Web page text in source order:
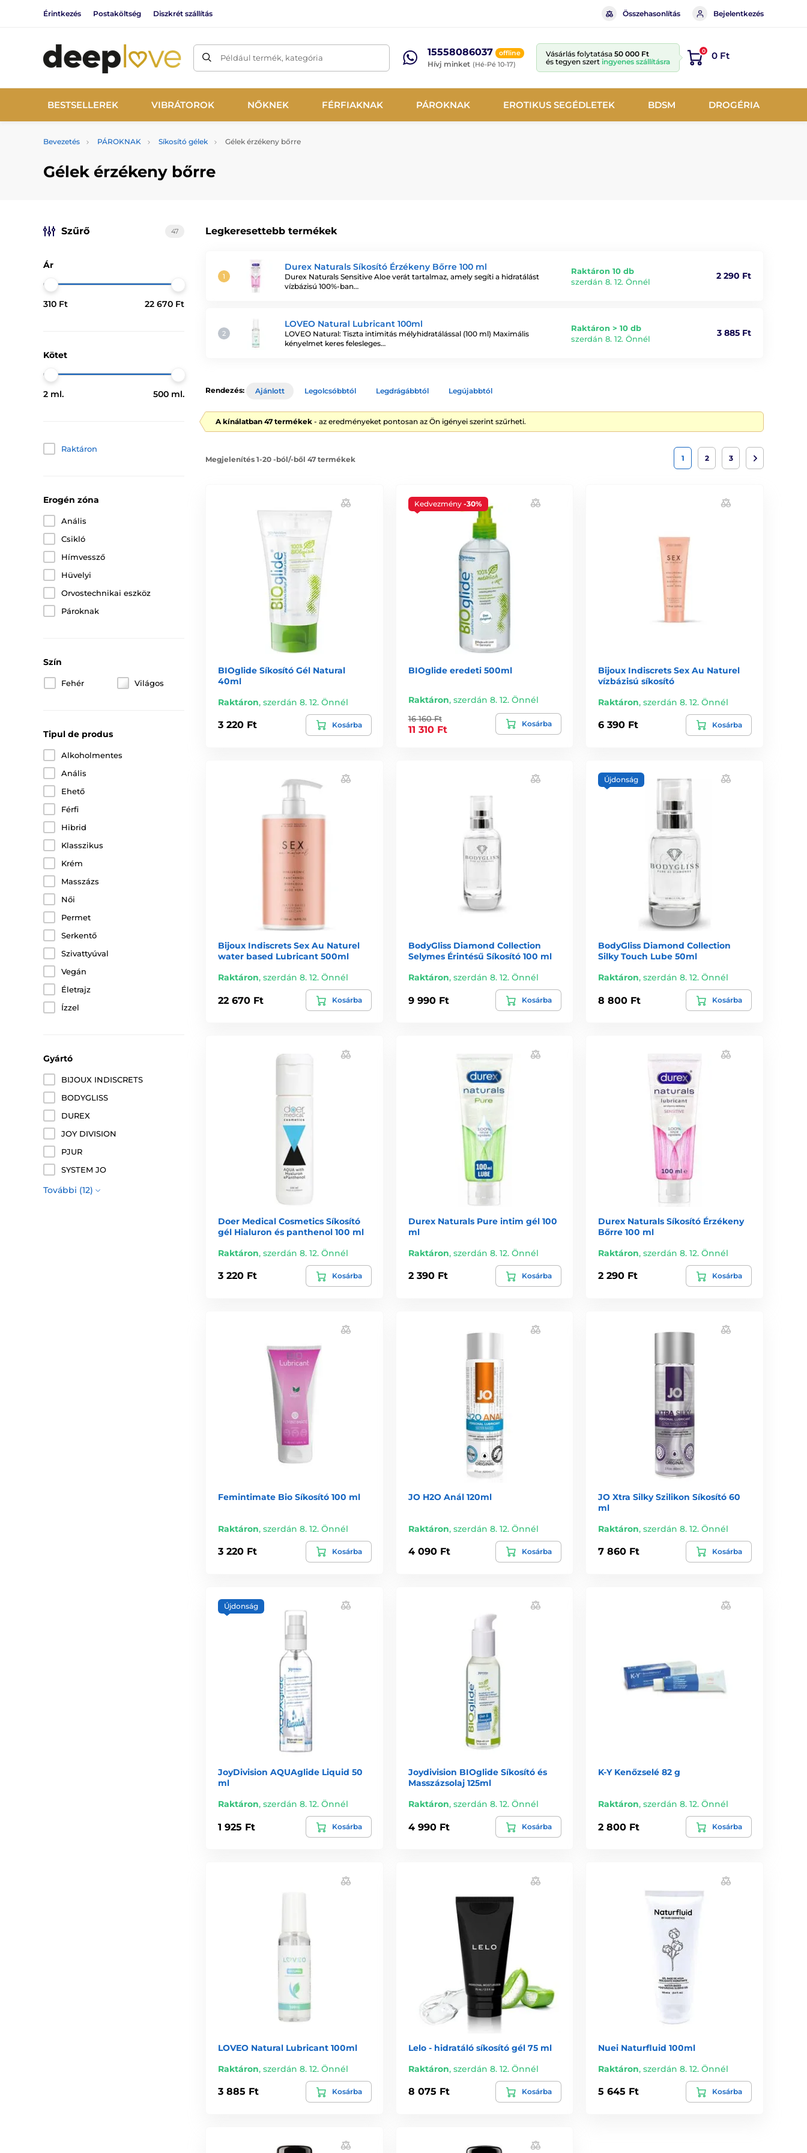
Érintkezés Postaköltség Diszkrét szállítás Összehasonlítás Bejelentkezés
Például termék, kategória 15558086037 offline
Hívj minket (Hé-Pé 10-17)
Vásárlás folytatása 50 000 Ft
és tegyen szert ingyenes szállításra
0 0 Ft
BESTSELLEREK VIBRÁTOROK NŐKNEK FÉRFIAKNAK PÁROKNAK EROTIKUS SEGÉDLETEK BDSM DROGÉRIA
Bevezetés PÁROKNAK Síkosító gélek Gélek érzékeny bőrre
Gélek érzékeny bőrre
Legkeresettebb termékek
Durex Naturals Síkosító Érzékeny Bőrre 100 ml
Durex Naturals Sensitive Aloe verát tartalmaz, amely segíti a hidratálást
vízbázisú 100%-ban…
Raktáron 10 db
szerdán 8. 12. Önnél
2 290 Ft
LOVEO Natural Lubricant 100ml
LOVEO Natural: Tiszta intimitás mélyhidratálással (100 ml) Maximális
kényelmet keres felesleges…
Raktáron > 10 db
szerdán 8. 12. Önnél
3 885 Ft
Szűrő 47
Ár
310 Ft 22 670 Ft
Kötet
2 ml. 500 ml.
Raktáron
Erogén zóna
Anális
Csikló
Hímvessző
Hüvelyi
Orvostechnikai eszköz
Pároknak
Szín
Fehér Világos
Tipul de produs
Alkoholmentes
Anális
Ehető
Férfi
Hibrid
Klasszikus
Krém
Masszázs
Női
Permet
Serkentő
Szivattyúval
Vegán
Életrajz
Ízzel
Gyártó
BIJOUX INDISCRETS
BODYGLISS
DUREX
JOY DIVISION
PJUR
SYSTEM JO
További (12)
Rendezés: Ajánlott Legolcsóbbtól Legdrágábbtól Legújabbtól
A kínálatban 47 termékek - az eredményeket pontosan az Ön igényei szerint szűrheti.
Megjelenítés 1-20 -ból/-ből 47 termékek 1 2 3
BIOglide Síkosító Gél Natural
40ml
Raktáron, szerdán 8. 12. Önnél
3 220 Ft Kosárba
Kedvezmény -30%
BIOglide eredeti 500ml
Raktáron, szerdán 8. 12. Önnél
16 160 Ft
11 310 Ft
Kosárba
Bijoux Indiscrets Sex Au Naturel
vízbázisú síkosító
Raktáron,szerdán 8. 12. Önnél
6 390 Ft Kosárba
Bijoux Indiscrets Sex Au Naturel
water based Lubricant 500ml
Raktáron, szerdán 8. 12. Önnél
22 670 Ft Kosárba
BodyGliss Diamond Collection
Selymes Érintésű Síkosító 100 ml
Raktáron, szerdán 8. 12. Önnél
9 990 Ft Kosárba
Újdonság
BodyGliss Diamond Collection
Silky Touch Lube 50ml
Raktáron,szerdán 8. 12. Önnél
8 800 Ft Kosárba
Doer Medical Cosmetics Síkosító
gél Hialuron és panthenol 100 ml
Raktáron, szerdán 8. 12. Önnél
3 220 Ft Kosárba
Durex Naturals Pure intim gél 100
ml
Raktáron, szerdán 8. 12. Önnél
2 390 Ft Kosárba
Durex Naturals Síkosító Érzékeny
Bőrre 100 ml
Raktáron,szerdán 8. 12. Önnél
2 290 Ft Kosárba
Femintimate Bio Síkosító 100 ml
Raktáron, szerdán 8. 12. Önnél
3 220 Ft Kosárba
JO H2O Anál 120ml
Raktáron, szerdán 8. 12. Önnél
4 090 Ft Kosárba
JO Xtra Silky Szilikon Síkosító 60
ml
Raktáron,szerdán 8. 12. Önnél
7 860 Ft Kosárba
Újdonság
JoyDivision AQUAglide Liquid 50
ml
Raktáron, szerdán 8. 12. Önnél
1 925 Ft Kosárba
Joydivision BIOglide Síkosító és
Masszázsolaj 125ml
Raktáron, szerdán 8. 12. Önnél
4 990 Ft Kosárba
K-Y Kenőzselé 82 g
Raktáron,szerdán 8. 12. Önnél
2 800 Ft Kosárba
LOVEO Natural Lubricant 100ml
Raktáron, szerdán 8. 12. Önnél
3 885 Ft Kosárba
Lelo - hidratáló síkosító gél 75 ml
Raktáron, szerdán 8. 12. Önnél
8 075 Ft Kosárba
Nuei Naturfluid 100ml
Raktáron,szerdán 8. 12. Önnél
5 645 Ft Kosárba